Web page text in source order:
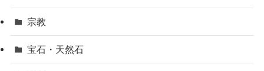
宗教
宝石・天然石